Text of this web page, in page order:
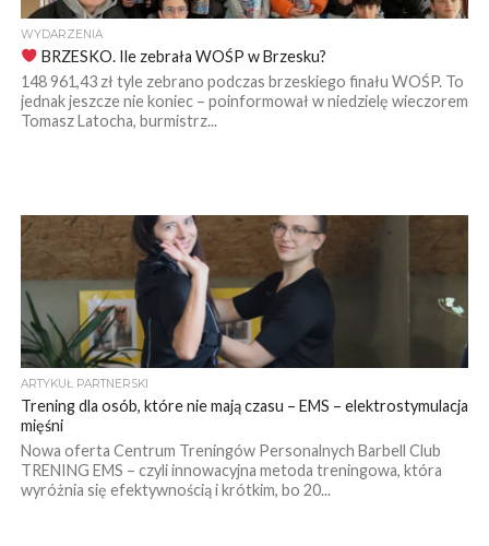
WYDARZENIA
BRZESKO. Ile zebrała WOŚP w Brzesku?
148 961,43 zł tyle zebrano podczas brzeskiego finału WOŚP. To
jednak jeszcze nie koniec – poinformował w niedzielę wieczorem
Tomasz Latocha, burmistrz...
ARTYKUŁ PARTNERSKI
Trening dla osób, które nie mają czasu – EMS – elektrostymulacja
mięśni
Nowa oferta Centrum Treningów Personalnych Barbell Club
TRENING EMS – czyli innowacyjna metoda treningowa, która
wyróżnia się efektywnością i krótkim, bo 20...